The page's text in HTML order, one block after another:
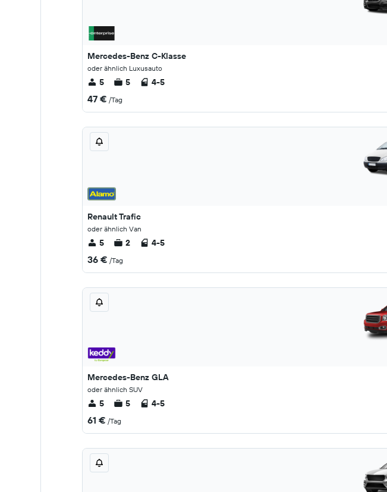
Mercedes-Benz C-Klasse
oder ähnlich Luxusauto
5 5 4-5
47 € /Tag
Renault Trafic
oder ähnlich Van
5 2 4-5
36 € /Tag
Mercedes-Benz GLA
oder ähnlich SUV
5 5 4-5
61 € /Tag